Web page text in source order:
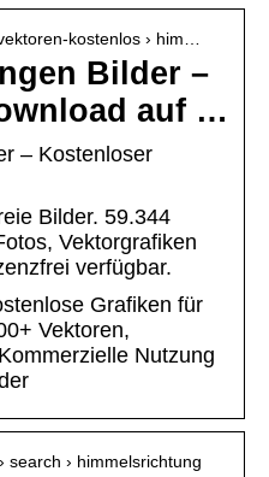
kostenlos › him…
Bilder –
auf …
– Kostenloser
Bilder. 59.344
Vektorgrafiken
verfügbar.
Grafiken für
Vektoren,
Nutzung
search › himmelsrichtung